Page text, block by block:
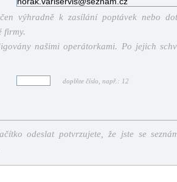
výhradně k zasílání poptávek nebo
firmy.
našimi operátorkami. Po jejich
doplňte číslo, např.: 12
odeslat potvrzujete, že jste se